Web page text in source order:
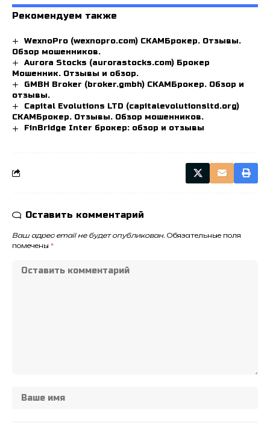
Рекомендуем также
WexnoPro (wexnopro.com) СКАМБрокер. Отзывы.
Обзор мошенников.
Aurora Stocks (aurorastocks.com) Брокер
Мошенник. Отзывы и обзор.
GMBH Broker (broker.gmbh) СКАМБрокер. Обзор и
отзывы.
Capital Evolutions LTD (capitalevolutionsltd.org)
СКАМБрокер. Отзывы. Обзор мошенников.
FinBridge Inter брокер: обзор и отзывы
Оставить комментарий
Ваш адрес email не будет опубликован. Обязательные поля
помечены *